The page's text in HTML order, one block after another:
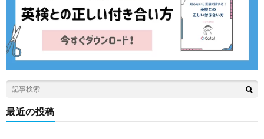
最近の投稿